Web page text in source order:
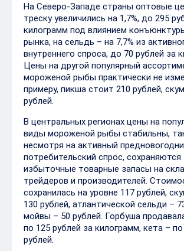
На Северо-Западе страны оптовые
треску увеличились на 1,7%, до 295
килограмм под влиянием
рынка, на сельдь – на 7,7% из
внутреннего спроса, до 70 рублей за
Цены на другой популярный
мороженой рыбы практически не
примеру, пикша стоит 210 рублей,
рублей.
В центральных регионах цены на
виды мороженой рыбы стабильны,
несмотря на активный
потребительский спрос, сохраняются
избыточные товарные запасы на
трейдеров и производителей.
сохранилась на уровне 117 рублей,
130 рублей, атлантической сельди –
мойвы – 50 рублей. Горбуша
по 125 рублей за килограмм, кета – по
рублей.